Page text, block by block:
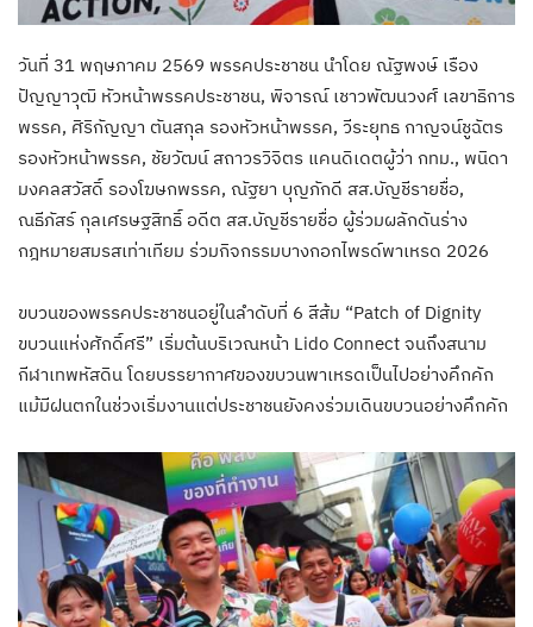
วันที่ 31 พฤษภาคม 2569 พรรคประชาชน นำโดย ณัฐพงษ์ เรือง
ปัญญาวุฒิ หัวหน้าพรรคประชาชน, พิจารณ์ เชาวพัฒนวงศ์ เลขาธิการ
พรรค, ศิริกัญญา ตันสกุล รองหัวหน้าพรรค, วีระยุทธ กาญจน์ชูฉัตร
รองหัวหน้าพรรค, ชัยวัฒน์ สถาวรวิจิตร แคนดิเดตผู้ว่า กทม., พนิดา
มงคลสวัสดิ์ รองโฆษกพรรค, ณัฐยา บุญภักดี สส.บัญชีรายชื่อ,
ณธีภัสร์ กุลเศรษฐสิทธิ์ อดีต สส.บัญชีรายชื่อ ผู้ร่วมผลักดันร่าง
กฎหมายสมรสเท่าเทียม ร่วมกิจกรรมบางกอกไพรด์พาเหรด 2026
ขบวนของพรรคประชาชนอยู่ในลำดับที่ 6 สีส้ม “Patch of Dignity
ขบวนแห่งศักดิ์ศรี” เริ่มต้นบริเวณหน้า Lido Connect จนถึงสนาม
กีฬาเทพหัสดิน โดยบรรยากาศของขบวนพาเหรดเป็นไปอย่างคึกคัก
แม้มีฝนตกในช่วงเริ่มงานแต่ประชาชนยังคงร่วมเดินขบวนอย่างคึกคัก